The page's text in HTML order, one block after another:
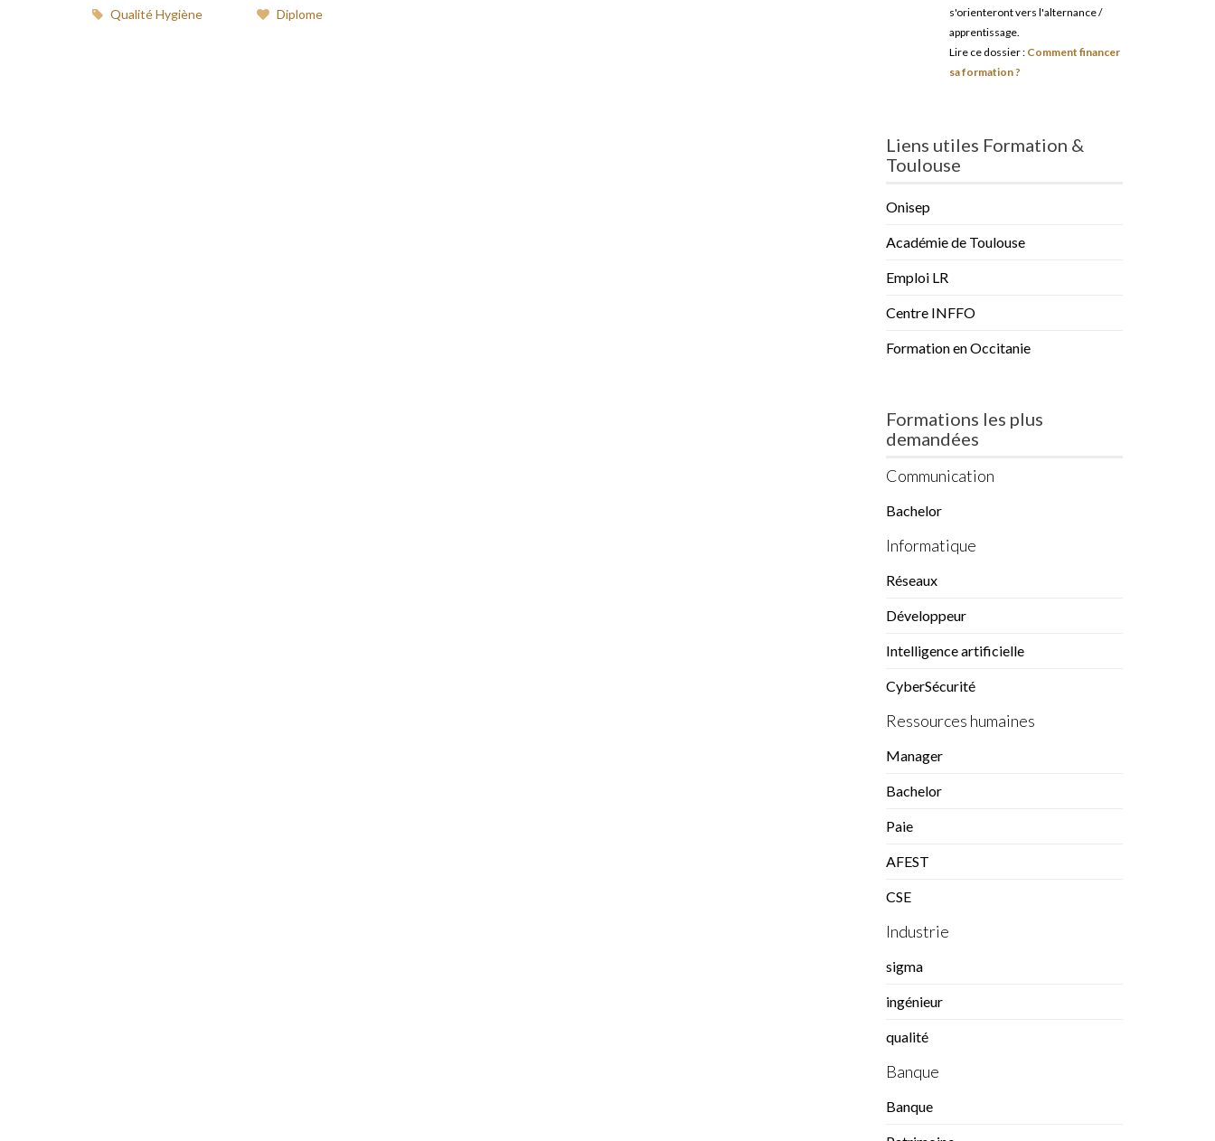
Qualité Hygiène Diplome
s'orienteront vers l'alternance /
apprentissage.
Lire ce dossier : Comment financer
sa formation ?
Liens utiles Formation &
Toulouse
Onisep
Académie de Toulouse
Emploi LR
Centre INFFO
Formation en Occitanie
Formations les plus
demandées
Communication
Bachelor
Informatique
Réseaux
Développeur
Intelligence artificielle
CyberSécurité
Ressources humaines
Manager
Bachelor
Paie
AFEST
CSE
Industrie
sigma
ingénieur
qualité
Banque
Banque